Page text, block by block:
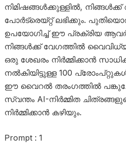
നിമിഷങ്ങൾക്കുള്ളിൽ,
പോർട്രെയ്റ്റ് ലഭിക്കും.
ഉപയോഗിച്ച് ഈ പ്രക്രിയ
നിങ്ങൾക്ക് വേഗത്തിൽ
ഒരു ശേഖരം നിർമ്മിക്കാൻ
നൽകിയിട്ടുള്ള 100
ഈ വൈറൽ തരംഗത്തിൽ
സ്വന്തം AI-നിർമ്മിത
നിർമ്മിക്കാൻ കഴിയും.
Prompt : 1